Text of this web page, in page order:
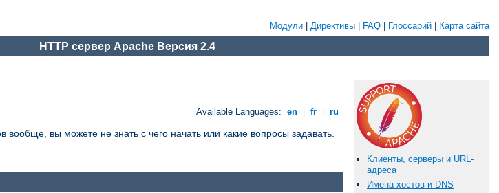
Модули Директивы FAQ Глоссарий Карта сайта
HTTP сервер Apache Версия 2.4
Available Languages: en fr ru
вы можете не знать с чего начать или какие вопросы задавать.
Клиенты, серверы и URL-
адреса
Имена хостов и DNS